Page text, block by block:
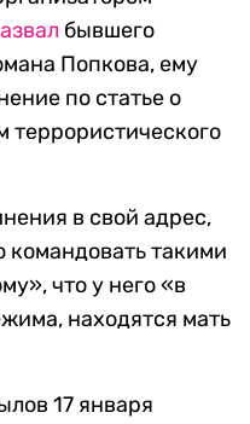
бывшего
Попкова, ему
по статье о
террористического
в свой адрес,
командовать такими
что у него «в
находятся мать
17 января